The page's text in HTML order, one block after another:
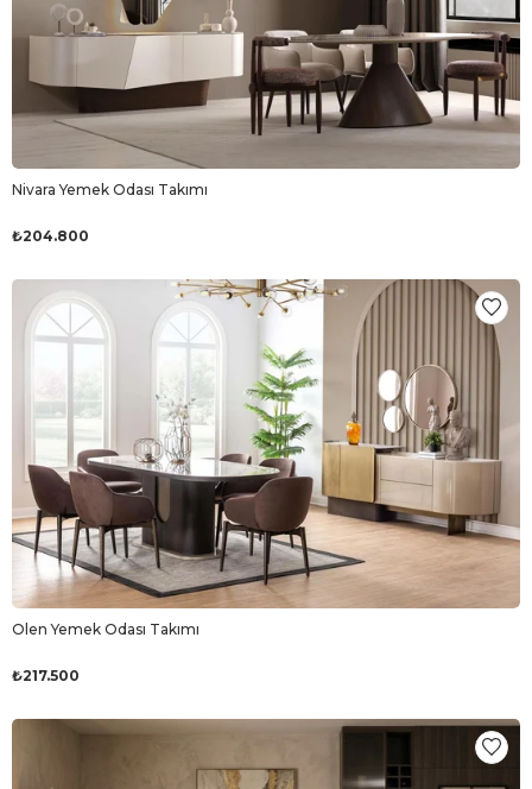
Nivara Yemek Odası Takımı
₺204.800
Olen Yemek Odası Takımı
₺217.500